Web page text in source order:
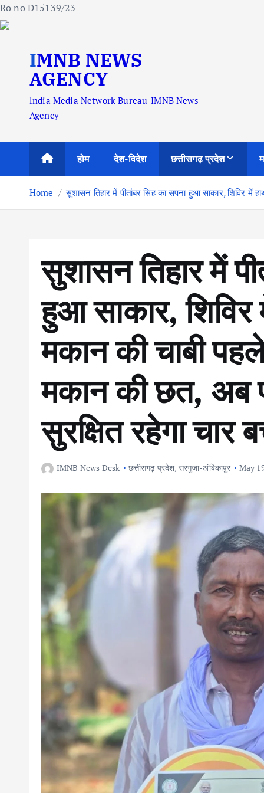
Ro no D15139/23
IMNB NEWS
AGENCY
lndia Media Network Bureau-IMNB News
Agency
होम देश-विदेश छत्तीसगढ़ प्रदेश
Home सुशासन तिहार में पीतांबर सिंह का सपना हुआ साकार, शिविर में
सुशासन तिहार में
हुआ साकार, शिविर
मकान की चाबी
मकान की छत, अब
सुरक्षित रहेगा चार
IMNB News Desk छत्तीसगढ़ प्रदेश, सरगुजा-अंबिकापुर May